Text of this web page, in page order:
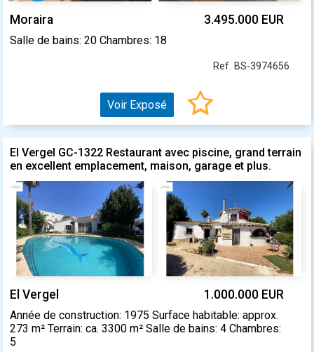
Moraira 3.495.000 EUR
Salle de bains: 20 Chambres: 18
Ref. BS-3974656
Voir Exposé
El Vergel GC-1322 Restaurant avec piscine, grand terrain
en excellent emplacement, maison, garage et plus.
El Vergel 1.000.000 EUR
Année de construction: 1975 Surface habitable: approx.
273 m² Terrain: ca. 3300 m² Salle de bains: 4 Chambres:
5